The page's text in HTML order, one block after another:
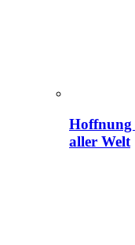
Hoffnung
aller Welt